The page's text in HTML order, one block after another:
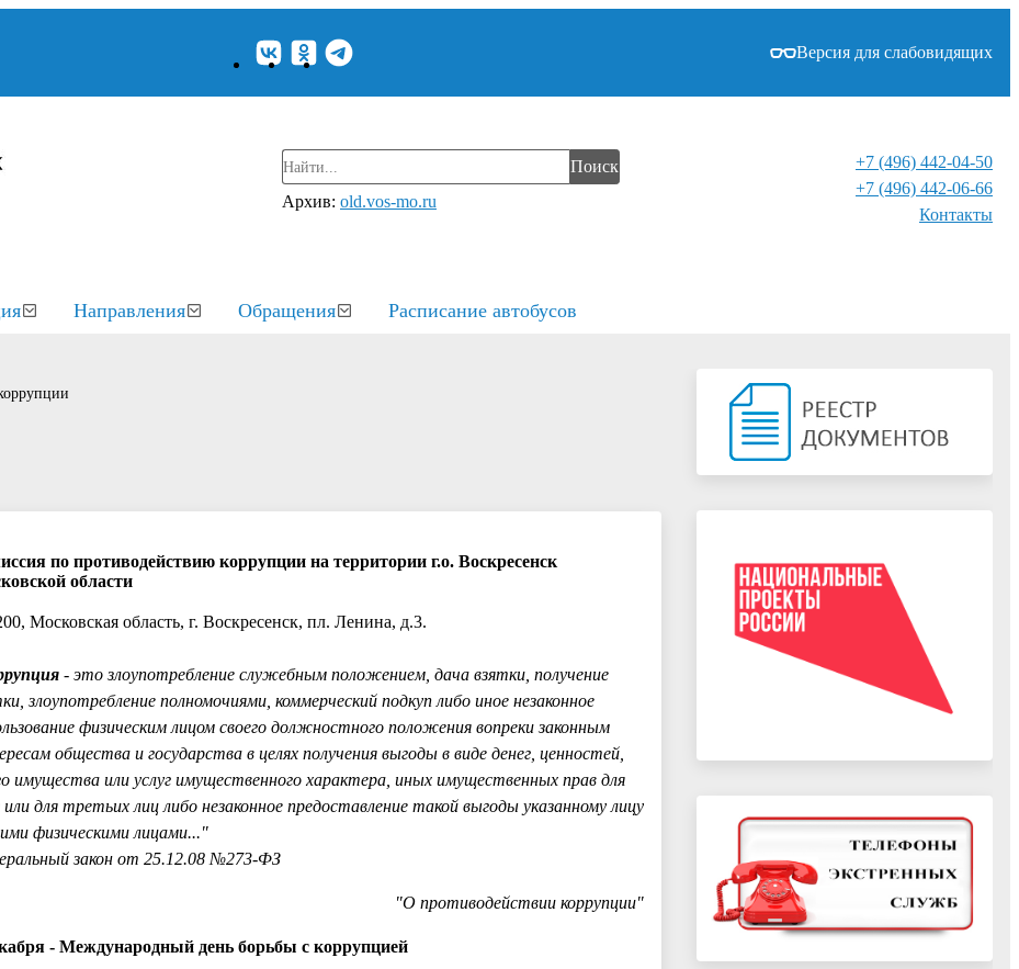
Версия для слабовидящих
Поиск
Архив: old.vos-mo.ru
+7 (496) 442-04-50
+7 (496) 442-06-66
Контакты⁠
Направления Обращения Расписание автобусов
по противодействию коррупции на территории г.о. Воскресенск
области
Московская область, г. Воскресенск, пл. Ленина, д.3.
- это злоупотребление служебным положением, дача взятки, получение
злоупотребление полномочиями, коммерческий подкуп либо иное незаконное
физическим лицом своего должностного положения вопреки законным
общества и государства в целях получения выгоды в виде денег, ценностей,
имущества или услуг имущественного характера, иных имущественных прав для
или для третьих лиц либо незаконное предоставление такой выгоды указанному лицу
физическими лицами..."
закон от 25.12.08 №273-ФЗ
"О противодействии коррупции"
- Международный день борьбы с коррупцией